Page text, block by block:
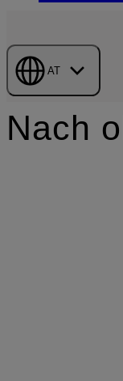
AT
Nach